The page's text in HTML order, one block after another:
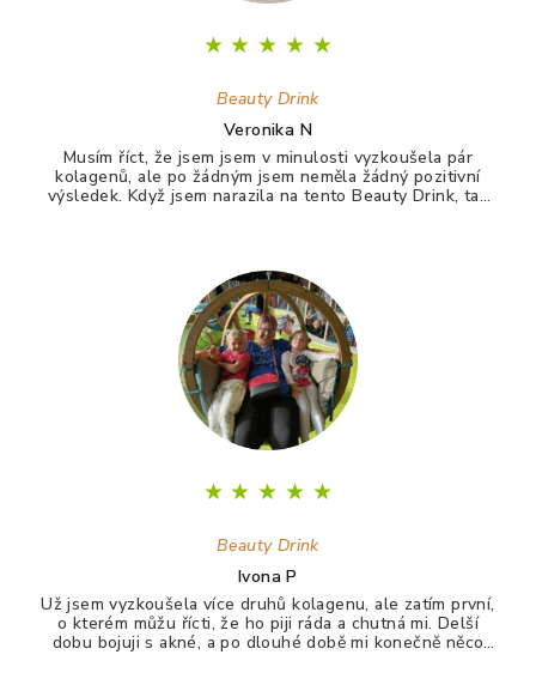
★ ★ ★ ★ ★
Beauty Drink
Veronika N
Musím říct, že jsem jsem v minulosti vyzkoušela pár
kolagenů, ale po žádným jsem neměla žádný pozitivní
výsledek. Když jsem narazila na tento Beauty Drink, tak
★ ★ ★ ★ ★
Beauty Drink
Ivona P
Už jsem vyzkoušela více druhů kolagenu, ale zatím první,
o kterém můžu řícti, že ho piji ráda a chutná mi. Delší
dobu bojuji s akné, a po dlouhé době mi konečně něco